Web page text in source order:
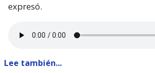
expresó.
Lee también...